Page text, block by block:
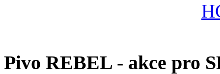
Pivo REBEL - akce pro